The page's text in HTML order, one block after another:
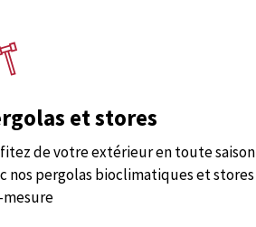
et stores
de votre extérieur en toute saison
nos pergolas bioclimatiques et stores